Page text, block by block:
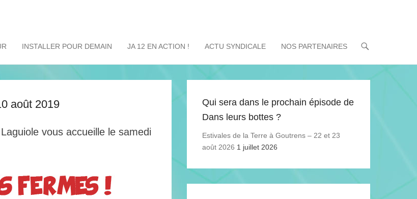
INSTALLER POUR DEMAIN JA 12 EN ACTION ! ACTU SYNDICALE NOS PARTENAIRES
août 2019
vous accueille le samedi
Qui sera dans le prochain épisode de
Dans leurs bottes ?
Estivales de la Terre à Goutrens – 22 et 23
août 2026 1 juillet 2026